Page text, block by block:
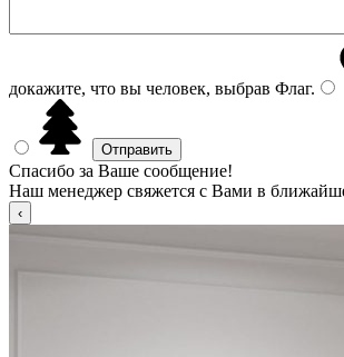
докажите, что вы человек, выбрав Флаг.
Спасибо за Ваше сообщение!
Наш менеджер свяжется с Вами в